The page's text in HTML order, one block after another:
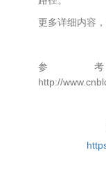
更多详细内容
参
http://